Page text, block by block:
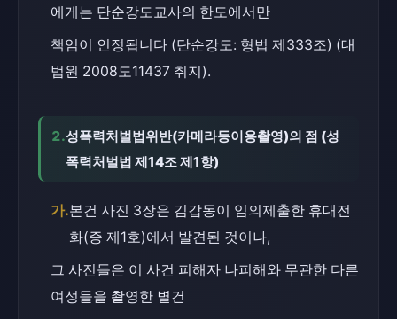
에게는 단순강도교사의 한도에서만
책임이 인정됩니다 (단순강도: 형법 제333조) (대
법원 2008도11437 취지).
2.성폭력처벌법위반(카메라등이용촬영)의 점 (성
폭력처벌법 제14조 제1항)
가.본건 사진 3장은 김갑동이 임의제출한 휴대전
화(증 제1호)에서 발견된 것이나,
그 사진들은 이 사건 피해자 나피해와 무관한 다른
여성들을 촬영한 별건